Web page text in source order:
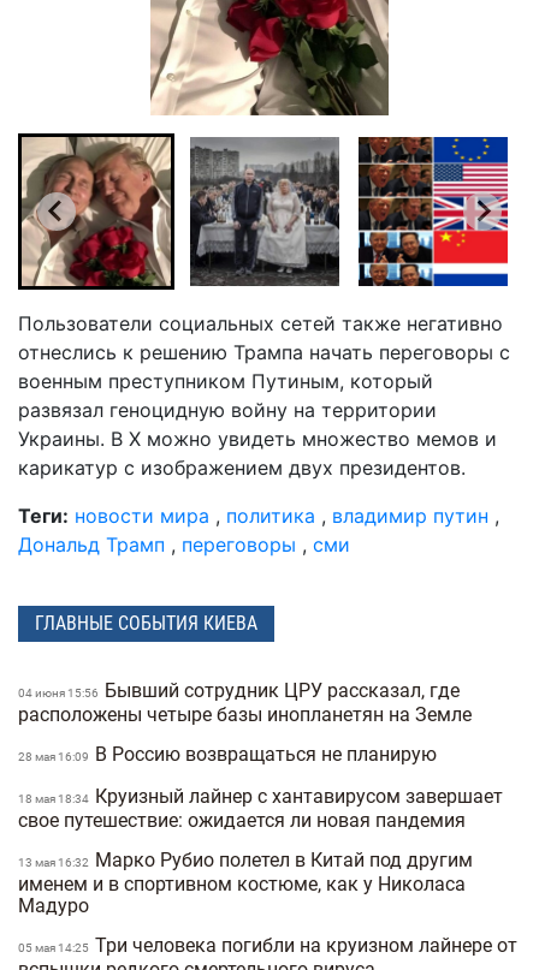
Пользователи социальных сетей также негативно
отнеслись к решению Трампа начать переговоры с
военным преступником Путиным, который
развязал геноцидную войну на территории
Украины. В X можно увидеть множество мемов и
карикатур с изображением двух президентов.
Теги: новости мира , политика , владимир путин ,
Дональд Трамп , переговоры , сми
ГЛАВНЫЕ СОБЫТИЯ КИЕВА
04 июня 15:56
Бывший сотрудник ЦРУ рассказал, где
расположены четыре базы инопланетян на Земле
28 мая 16:09 В Россию возвращаться не планирую
18 мая 18:34 Круизный лайнер с хантавирусом завершает
свое путешествие: ожидается ли новая пандемия
13 мая 16:32
Марко Рубио полетел в Китай под другим
именем и в спортивном костюме, как у Николаса
Мадуро
05 мая 14:25 Три человека погибли на круизном лайнере от